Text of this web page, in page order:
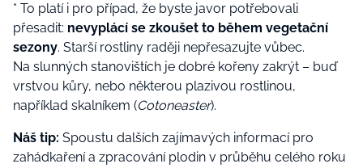
* To platí i pro případ, že byste javor potřebovali
přesadit: nevyplácí se zkoušet to během vegetační
sezony. Starší rostliny raději nepřesazujte vůbec.
Na slunných stanovištích je dobré kořeny zakrýt – buď
vrstvou kůry, nebo některou plazivou rostlinou,
například skalníkem (Cotoneaster).
Náš tip: Spoustu dalších zajímavých informací pro
zahádkaření a zpracování plodin v průběhu celého roku